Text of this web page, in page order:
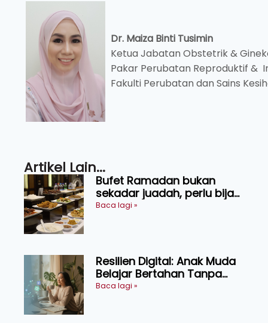
Dr. Maiza Binti Tusimin
Ketua Jabatan Obstetrik &
Pakar Perubatan Reproduktif &
Fakulti Perubatan dan Sains
Artikel Lain...
Bufet Ramadan bukan
sekadar juadah, perlu bijak
memilih dan selamat
Baca lagi »
Resilien Digital: Anak Muda
Belajar Bertahan Tanpa
Perlu Menekan Diri
Baca lagi »